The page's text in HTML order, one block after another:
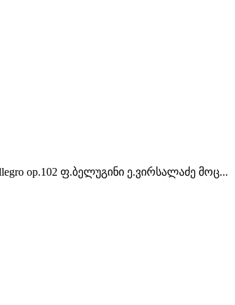
op.102 ფ.ბელუგინი ე.ვირსალაძე მოც...